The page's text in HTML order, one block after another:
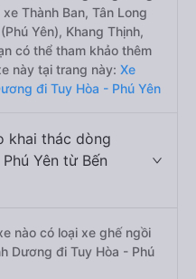
Thành Ban, Tân Long
Yên), Khang Thịnh,
có thể tham khảo thêm
này tại trang này: Xe
đi Tuy Hòa - Phú Yên
khai thác dòng
Yên từ Bến
nào có loại xe ghế ngồi
Dương đi Tuy Hòa - Phú